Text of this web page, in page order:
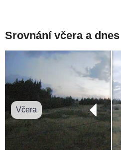
Srovnání včera a dnes
Včera